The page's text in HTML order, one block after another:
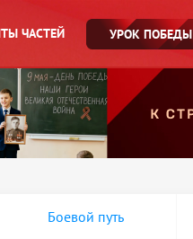
ЧАСТЕЙ УРОК ПОБЕДЫ
Боевой путь